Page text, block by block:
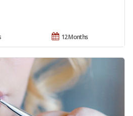
12 Months